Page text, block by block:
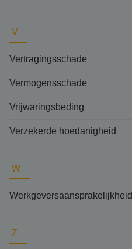
V
Vertragingsschade
Vermogensschade
Vrijwaringsbeding
Verzekerde hoedanigheid
W
Werkgeversaansprakelijkheid
Z